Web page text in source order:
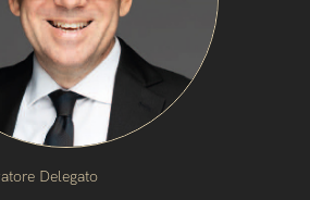
Delegato